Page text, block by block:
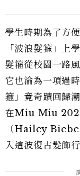
學生時期為了方
「波浪髮箍」上
髮箍從校園一路
它也淪為一項過
箍」竟奇蹟回歸
在Miu Miu 2026
（Hailey
入這波復古髮飾